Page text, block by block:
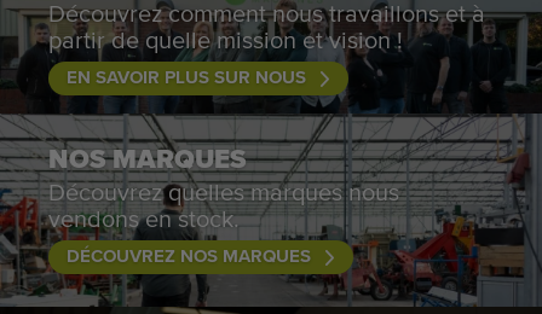
Découvrez comment nous travaillons et à
partir de quelle mission et vision !
EN SAVOIR PLUS SUR NOUS
NOS MARQUES
Découvrez quelles marques nous
vendons en stock.
DÉCOUVREZ NOS MARQUES